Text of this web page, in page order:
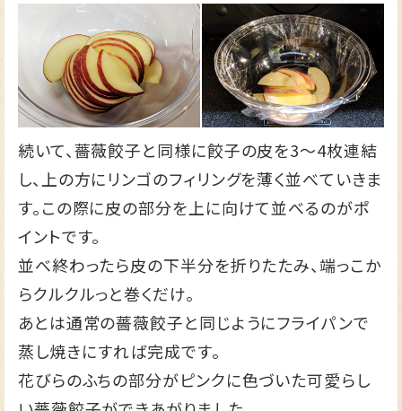
続いて、薔薇餃子と同様に餃子の皮を3～4枚連結
し、上の方にリンゴのフィリングを薄く並べていきま
す。この際に皮の部分を上に向けて並べるのがポ
イントです。
並べ終わったら皮の下半分を折りたたみ、端っこか
らクルクルっと巻くだけ。
あとは通常の薔薇餃子と同じようにフライパンで
蒸し焼きにすれば完成です。
花びらのふちの部分がピンクに色づいた可愛らし